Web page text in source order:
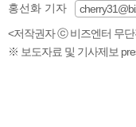
홍선화 기자
<저작권자 ⓒ 비즈엔터 무단
※ 보도자료 및 기사제보